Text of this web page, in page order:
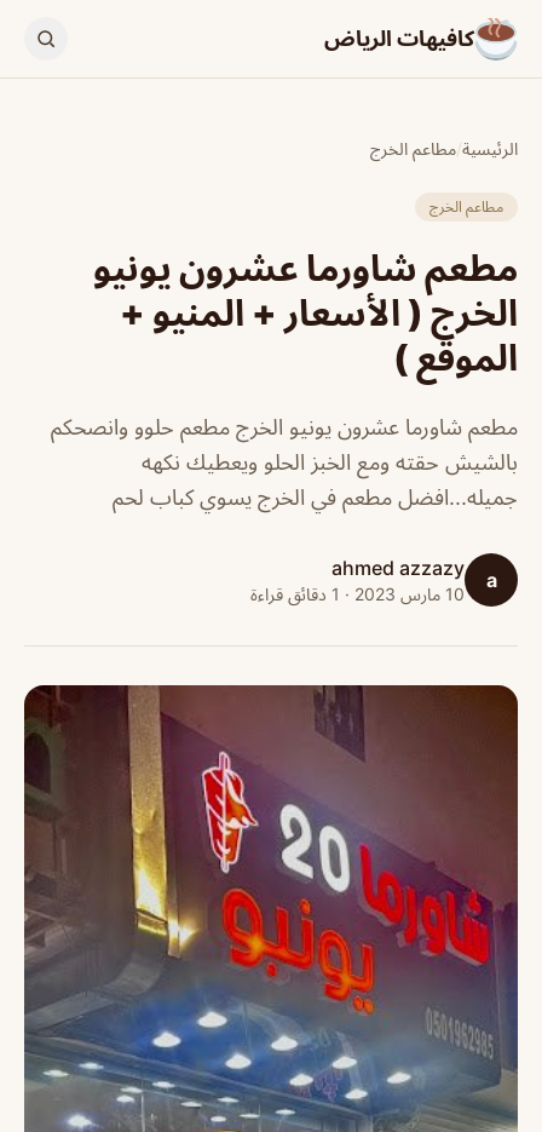
كافيهات الرياض
الرئيسية/مطاعم الخرج
مطاعم الخرج
مطعم شاورما عشرون يونيو
الخرج ( الأسعار + المنيو +
الموقع )
مطعم شاورما عشرون يونيو الخرج مطعم حلوو وانصحكم
بالشيش حقته ومع الخبز الحلو ويعطيك نكهه
جميله...افضل مطعم في الخرج يسوي كباب لحم
a
ahmed azzazy
10 مارس 2023 · 1 دقائق قراءة